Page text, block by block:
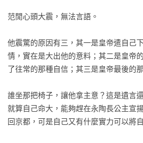
司理理：李純
戰豆豆：劉美彤
長公主：李小冉
費介：劉樺
王啟年：田雨
‧本集進度
范閒心頭大震，無法言語。
他震驚的原因有三，其一是皇帝遣自己
情，實在是大出他的意料；其二是皇帝
了往常的那種自信；其三是皇帝最後
誰坐那把椅子，讓他拿主意？這是遺言
就算自己命大，能夠趕在永陶長公主宣
回京都，可是自己又有什麼實力可以將